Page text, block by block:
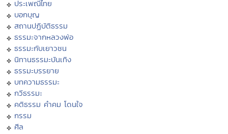
ประเพณีไทย
บอกบุญ
สถานปฏิบัติธรรม
ธรรมะจากหลวงพ่อ
ธรรมะกับเยาวชน
นิทานธรรมะบันเทิง
ธรรมะบรรยาย
บทความธรรมะ
กวีธรรมะ
คติธรรม คำคม โดนใจ
กรรม
ศีล